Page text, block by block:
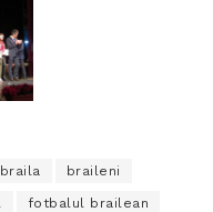
braila braileni
fotbalul brailean